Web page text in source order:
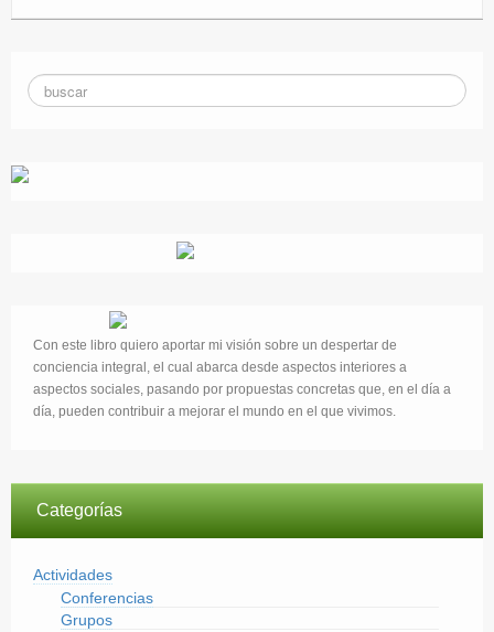
Con este libro quiero aportar mi visión sobre un despertar de
conciencia integral, el cual abarca desde aspectos interiores a
aspectos sociales, pasando por propuestas concretas que, en el día a
día, pueden contribuir a mejorar el mundo en el que vivimos.
Categorías
Actividades
Conferencias
Grupos